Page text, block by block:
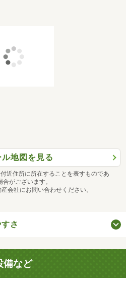
地図を見る
近住所に所在することを表すものであ
がございます。
会社にお問い合わせください。
さ
備など